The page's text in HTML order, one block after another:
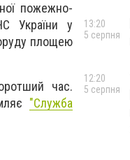
пожежно-
України у
площею
час.
"Служба
13:20
5 серпня
12:20
5 серпня